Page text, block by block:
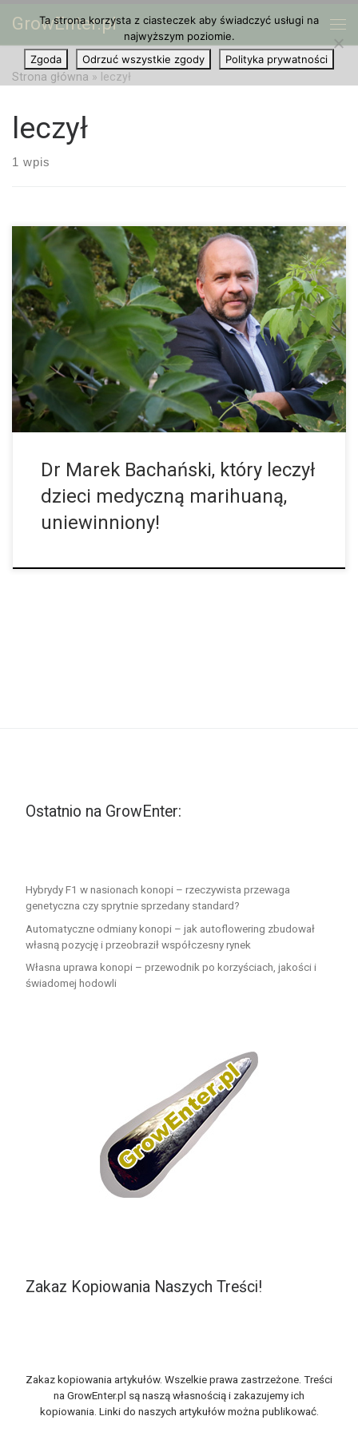
Przejdź do treści
GrowEnter.pl
Strona główna » leczył
leczył
1 wpis
Doktor Marek Bachański zasłynął z tego, że w Warszawskim
Centrum Zdrowia Dziecka leczył dzieci medyczną marihuaną. W
lipcu 2015 roku Dyrekcja CZD tego mu zakazała, a trzy miesiące
później zwolniła […]
Dr Marek Bachański, który leczył
dzieci medyczną marihuaną,
uniewinniony!
Ostatnio na GrowEnter:
Hybrydy F1 w nasionach konopi – rzeczywista przewaga
genetyczna czy sprytnie sprzedany standard?
Automatyczne odmiany konopi – jak autoflowering zbudował
własną pozycję i przeobraził współczesny rynek
Własna uprawa konopi – przewodnik po korzyściach, jakości i
świadomej hodowli
Zakaz Kopiowania Naszych Treści!
Zakaz kopiowania artykułów. Wszelkie prawa zastrzeżone. Treści
na GrowEnter.pl są naszą własnością i zakazujemy ich
kopiowania. Linki do naszych artykułów można publikować.
Ta strona korzysta z ciasteczek aby świadczyć usługi na
najwyższym poziomie.
Zgoda
Odrzuć wszystkie zgody Polityka prywatności